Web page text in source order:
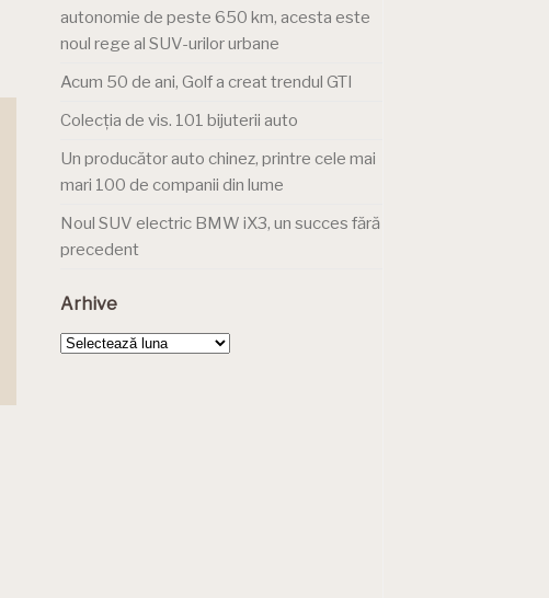
autonomie de peste 650 km, acesta este
noul rege al SUV-urilor urbane
Acum 50 de ani, Golf a creat trendul GTI
Colecția de vis. 101 bijuterii auto
Un producător auto chinez, printre cele mai
mari 100 de companii din lume
Noul SUV electric BMW iX3, un succes fără
precedent
Arhive
Arhive